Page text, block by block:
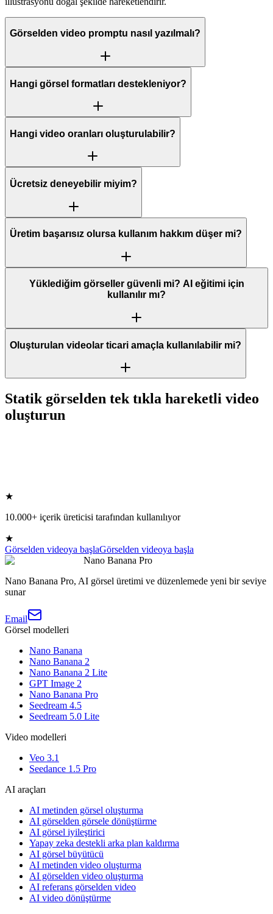
Görselden video promptu nasıl yazılmalı?
Hangi görsel formatları destekleniyor?
Hangi video oranları oluşturulabilir?
Ücretsiz deneyebilir miyim?
Üretim başarısız olursa kullanım hakkım düşer mi?
Yüklediğim görseller güvenli mi? AI eğitimi için
kullanılır mı?
Oluşturulan videolar ticari amaçla kullanılabilir mi?
Statik görselden tek tıkla hareketli video
oluşturun
★
10.000+ içerik üreticisi tarafından kullanılıyor
★
Görselden videoya başlaGörselden videoya başla
Nano Banana Pro
Nano Banana Pro, AI görsel üretimi ve düzenlemede yeni bir seviye
sunar
Email
Görsel modelleri
Nano Banana
Nano Banana 2
Nano Banana 2 Lite
GPT Image 2
Nano Banana Pro
Seedream 4.5
Seedream 5.0 Lite
Video modelleri
Veo 3.1
Seedance 1.5 Pro
AI araçları
AI metinden görsel oluşturma
AI görselden görsele dönüştürme
AI görsel iyileştirici
Yapay zeka destekli arka plan kaldırma
AI görsel büyütücü
AI metinden video oluşturma
AI görselden video oluşturma
AI referans görselden video
AI video dönüştürme